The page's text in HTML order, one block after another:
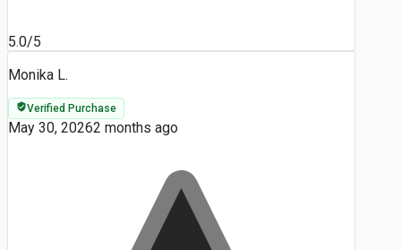
5.0/5
Monika L.
Verified Purchase
May 30, 20262 months ago